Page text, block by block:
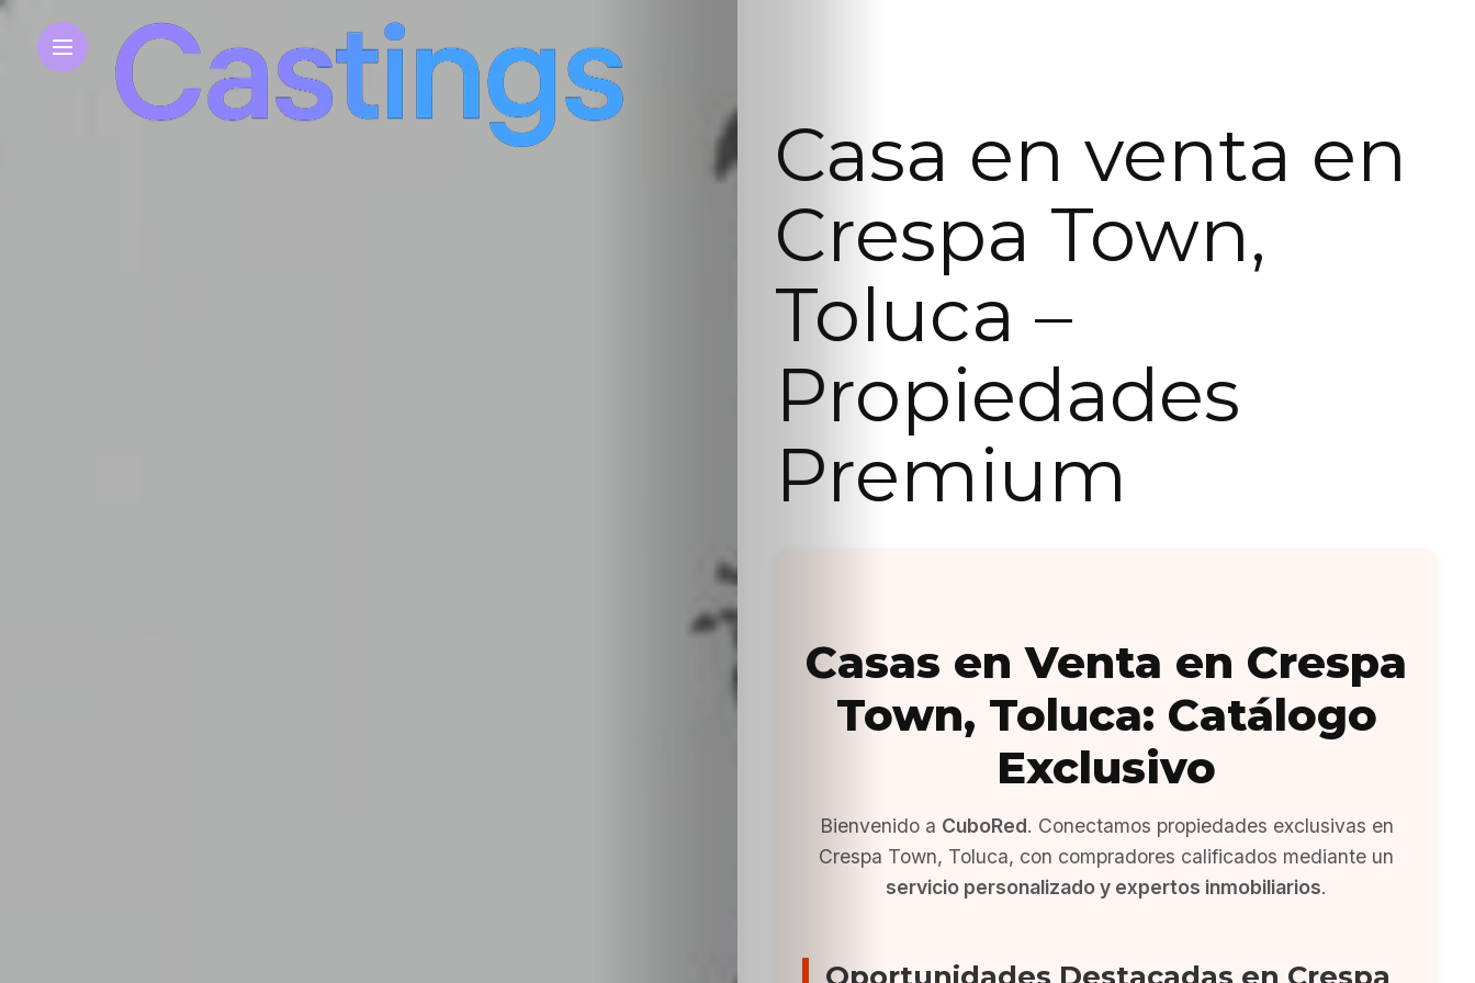
Casa en venta en
Crespa Town,
Toluca –
Propiedades
Premium
Casas en Venta en Crespa
Town, Toluca: Catálogo
Exclusivo
Bienvenido a CuboRed. Conectamos propiedades exclusivas en
Crespa Town, Toluca, con compradores calificados mediante un
servicio personalizado y expertos inmobiliarios.
Oportunidades Destacadas en Crespa